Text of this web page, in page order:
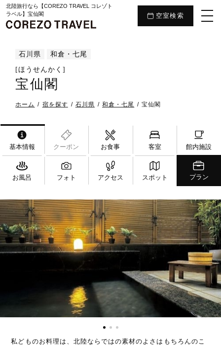
北陸旅行なら【COREZO TRAVEL コレゾト
ラベル】宝仙閣
空室検索
石川県 和倉・七尾
[ほうせんかく]
宝仙閣
ホーム 宿を探す 石川県 和倉・七尾 宝仙閣
基本情報 クーポン お食事 客室 館内施設
お風呂 フォト アクセス スポット プラン
私どものお料理は、北陸ならではの素材のよさはもちろんのこ